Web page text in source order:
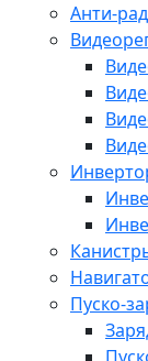
Анти-
Пуско-